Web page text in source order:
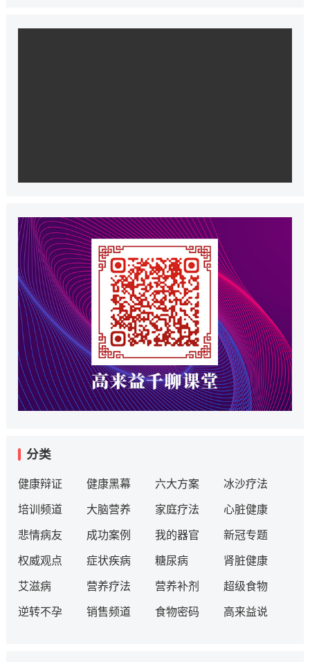
分类
健康辩证 健康黑幕 六大方案 冰沙疗法
培训频道 大脑营养 家庭疗法 心脏健康
悲情病友 成功案例 我的器官 新冠专题
权威观点 症状疾病 糖尿病 肾脏健康
艾滋病 营养疗法 营养补剂 超级食物
逆转不孕 销售频道 食物密码 高来益说